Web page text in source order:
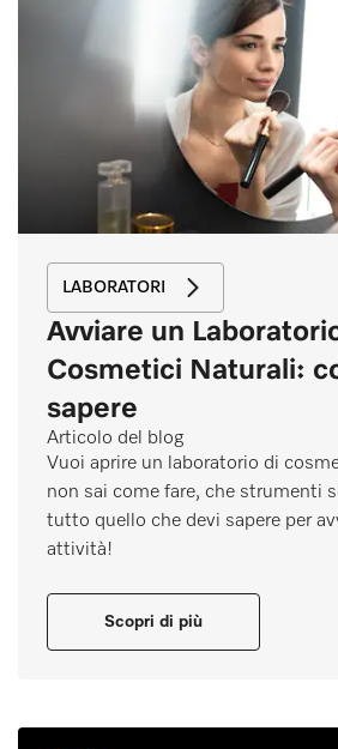
LABORATORI
Avviare un
Cosmetici Naturali:
sapere
Articolo del blog
Vuoi aprire un laboratorio di
non sai come fare, che strumenti
tutto quello che devi sapere per
attività!
Scopri di più